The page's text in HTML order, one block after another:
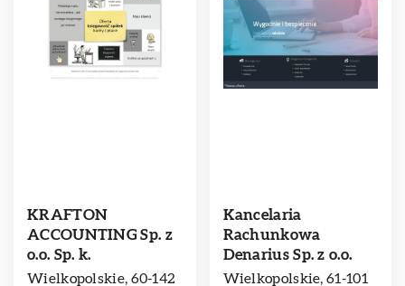
KRAFTON
ACCOUNTING Sp. z
o.o. Sp. k.
Wielkopolskie, 60-142
Kancelaria
Rachunkowa
Denarius Sp. z o.o.
Wielkopolskie, 61-101